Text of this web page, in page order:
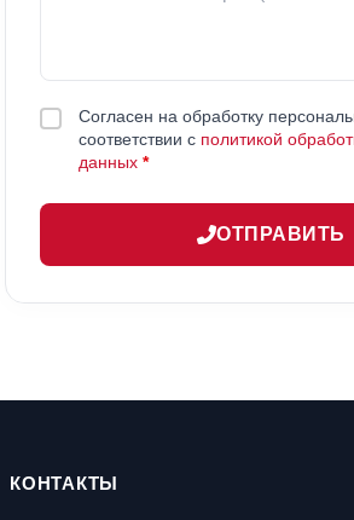
Согласен на обработку
соответствии с политикой
данных *
ОТПРАВИТЬ
КОНТАКТЫ